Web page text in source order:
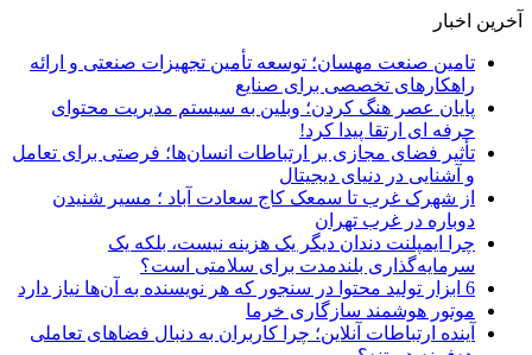
آخرین اخبار
تامین صنعت مهسان؛ توسعه تأمین تجهیزات صنعتی و ارائه
راهکارهای تخصصی برای صنایع
پایان عصر هنگ کردن؛ وبلین به سیستم مدیریت محتوای
حرفه ای ارتقا پیدا کرد!
تأثیر فضای مجازی بر ارتباطات انسان‌ها؛ فرصتی برای تعامل
و آشنایی در دنیای دیجیتال
از شهرک غرب تا سمعک کاج سعادت آباد ؛ مسیر شنیدن
دوباره در غرب تهران
چرا ایمپلنت دندان دیگر یک هزینه نیست، بلکه یک
سرمایه‌گذاری بلندمدت برای سلامتی است؟
6 ابزار تولید محتوا در سنجور که هر نویسنده به آن‌ها نیاز دارد
موتور هوشمند سازگاری خرما
آینده ارتباطات آنلاین؛ چرا کاربران به دنبال فضاهای تعاملی